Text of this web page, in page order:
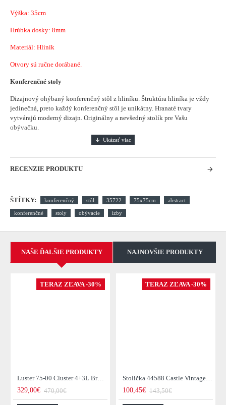
Výška: 35cm
Hrúbka dosky: 8mm
Materiál: Hliník
Otvory sú ručne dorábané.
Konferenčné stoly
Dizajnový ohýbaný konferenčný stôl z hliníku. Štruktúra hliníka je vždy
jedinečná, preto každý konferenčný stôl je unikátny. Hranaté tvary
vytvárajú moderný dizajn. Originálny a nevšedný stolík pre Vašu
obývačku.
RECENZIE PRODUKTU
ŠTÍTKY: konferenčný stôl 35722 75x75cm abstract
konferenčné stoly obývacie izby
NAŠE ĎALŠIE PRODUKTY NAJNOVŠIE PRODUKTY
TERAZ ZĽAVA -30%
Luster 75-00 Cluster 4+3L Brown + Jantar Glass
329,00€ 470,00€
TERAZ ZĽAVA -30%
Stolička 44588 Castle Vintage Black
100,45€ 143,50€